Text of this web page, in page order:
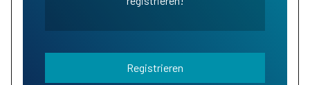
Registrieren